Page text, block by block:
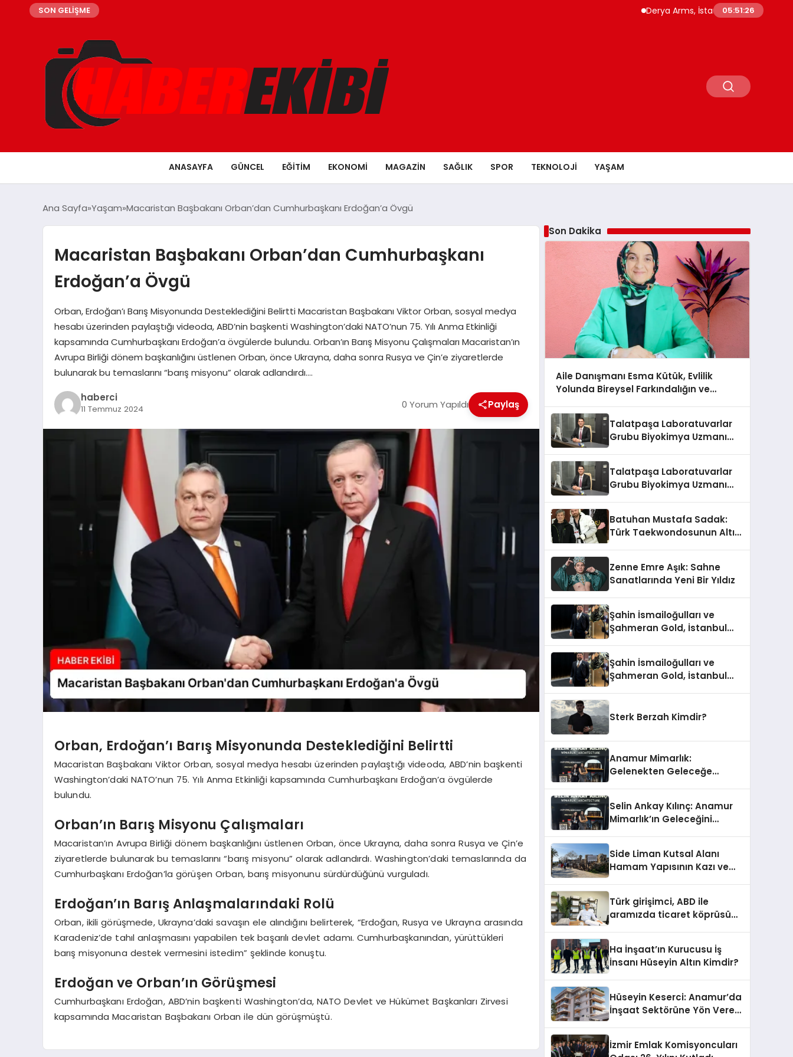
SON GELİŞME Derya Arms, İstanbul Prohunt 2026’da
05:51:27
ANASAYFA GÜNCEL EĞITIM EKONOMI MAGAZIN SAĞLIK SPOR TEKNOLOJI YAŞAM
Ana Sayfa Yaşam Macaristan Başbakanı Orban’dan Cumhurbaşkanı Erdoğan’a Övgü
Macaristan Başbakanı Orban’dan Cumhurbaşkanı
Erdoğan’a Övgü
Orban, Erdoğan’ı Barış Misyonunda Desteklediğini Belirtti Macaristan Başbakanı Viktor Orban, sosyal medya
hesabı üzerinden paylaştığı videoda, ABD’nin başkenti Washington’daki NATO’nun 75. Yılı Anma Etkinliği
kapsamında Cumhurbaşkanı Erdoğan’a övgülerde bulundu. Orban’ın Barış Misyonu Çalışmaları Macaristan’ın
Avrupa Birliği dönem başkanlığını üstlenen Orban, önce Ukrayna, daha sonra Rusya ve Çin’e ziyaretlerde
bulunarak bu temaslarını “barış misyonu” olarak adlandırdı….
haberci
11 Temmuz 2024 0 Yorum Yapıldı Paylaş
Orban, Erdoğan’ı Barış Misyonunda Desteklediğini Belirtti
Macaristan Başbakanı Viktor Orban, sosyal medya hesabı üzerinden paylaştığı videoda, ABD’nin başkenti
Washington’daki NATO’nun 75. Yılı Anma Etkinliği kapsamında Cumhurbaşkanı Erdoğan’a övgülerde
bulundu.
Orban’ın Barış Misyonu Çalışmaları
Macaristan’ın Avrupa Birliği dönem başkanlığını üstlenen Orban, önce Ukrayna, daha sonra Rusya ve Çin’e
ziyaretlerde bulunarak bu temaslarını “barış misyonu” olarak adlandırdı. Washington’daki temaslarında da
Cumhurbaşkanı Erdoğan’la görüşen Orban, barış misyonunu sürdürdüğünü vurguladı.
Erdoğan’ın Barış Anlaşmalarındaki Rolü
Orban, ikili görüşmede, Ukrayna’daki savaşın ele alındığını belirterek, “Erdoğan, Rusya ve Ukrayna arasında
Karadeniz’de tahıl anlaşmasını yapabilen tek başarılı devlet adamı. Cumhurbaşkanından, yürüttükleri
barış misyonuna destek vermesini istedim” şeklinde konuştu.
Erdoğan ve Orban’ın Görüşmesi
Cumhurbaşkanı Erdoğan, ABD’nin başkenti Washington’da, NATO Devlet ve Hükümet Başkanları Zirvesi
kapsamında Macaristan Başbakanı Orban ile dün görüşmüştü.
Son Dakika
Aile Danışmanı Esma Kütük, Evlilik
Yolunda Bireysel Farkındalığın ve
Talatpaşa Laboratuvarlar
Grubu Biyokimya Uzmanı
Talatpaşa Laboratuvarlar
Grubu Biyokimya Uzmanı
Batuhan Mustafa Sadak:
Türk Taekwondosunun Altın
Zenne Emre Aşık: Sahne
Sanatlarında Yeni Bir Yıldız
Şahin İsmailoğulları ve
Şahmeran Gold, İstanbul
Şahin İsmailoğulları ve
Şahmeran Gold, İstanbul
Sterk Berzah Kimdir?
Anamur Mimarlık:
Gelenekten Geleceğe
Selin Ankay Kılınç: Anamur
Mimarlık’ın Geleceğini
Side Liman Kutsal Alanı
Hamam Yapısının Kazı ve
Katkılarıyla Tamamlandı
Türk girişimci, ABD ile
aramızda ticaret köprüsü
Ha İnşaat’ın Kurucusu İş
İnsanı Hüseyin Altın Kimdir?
Hüseyin Keserci: Anamur’da
İnşaat Sektörüne Yön Veren
İzmir Emlak Komisyoncuları